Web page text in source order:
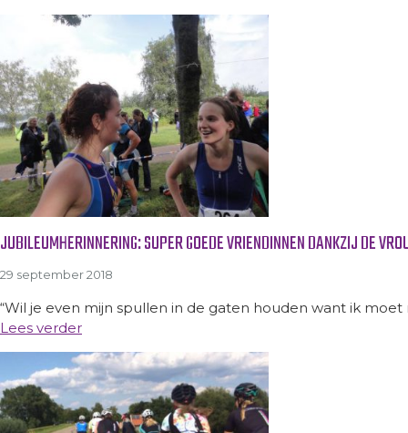
JUBILEUMHERINNERING: SUPER GOEDE VRIENDINNEN DANKZIJ DE
29 september 2018
“Wil je even mijn spullen in de gaten houden want ik moet
Lees verder